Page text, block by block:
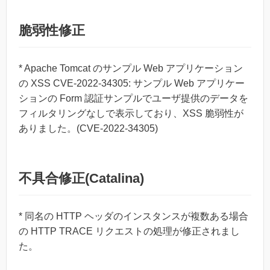
脆弱性修正
* Apache Tomcat のサンプル Web アプリケーション
の XSS CVE-2022-34305: サンプル Web アプリケー
ションの Form 認証サンプルでユーザ提供のデータを
フィルタリングなしで表示しており、XSS 脆弱性が
ありました。(CVE-2022-34305)
不具合修正(Catalina)
* 同名の HTTP ヘッダのインスタンスが複数ある場合
の HTTP TRACE リクエストの処理が修正されまし
た。